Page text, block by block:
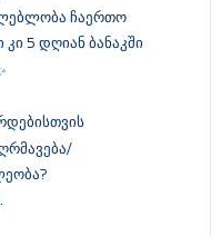
ჩაერთო
5 დღიან ბანაკში